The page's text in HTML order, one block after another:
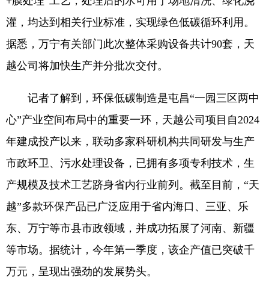
灌，均达到相关行业标准，实现绿色低碳循环利用。
据悉，万宁有关部门此次整体采购设备共计90套，天
越公司将加快生产并分批次交付。
记者了解到，环保低碳制造是屯昌“一园三区两中
心”产业空间布局中的重要一环，天越公司项目自2024
年建成投产以来，联动多家科研机构共同研发与生产
市政环卫、污水处理设备，已拥有多项专利技术，生
产规模及技术工艺跻身省内行业前列。截至目前，“天
越”多款环保产品已广泛应用于省内海口、三亚、乐
东、万宁等市县市政领域，并成功拓展了河南、新疆
等市场。据统计，今年第一季度，该企产值已突破千
万元，呈现出强劲的发展势头。